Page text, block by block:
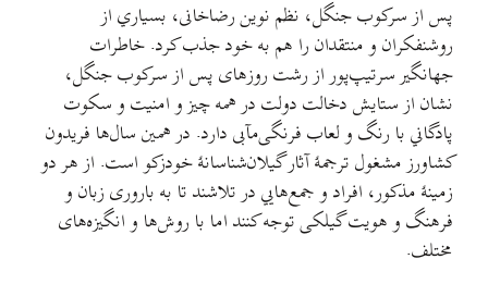
پس از سرکوب جنگل، نظم نوین رضاخانی، بسیاري از
روشنفکران و منتقدان را هم به خود جذب کرد. خاطرات
جهانگیر سرتیپ‌پور از رشت روزهای پس از سرکوب جنگل،
نشان از ستایش دخالت دولت در همه چیز و امنیت و سکوت
پادگاني با رنگ و لعاب فرنگی‌مآبی دارد. در همین سال‌ها فریدون
کشاورز مشغول ترجمهٔ آثار گیلان‌شناسانهٔ خودزکو است. از هر دو
زمینهٔ مذکور، افراد و جمع‌هایي در تلاشند تا به باروری زبان و
فرهنگ و هویت گیلکی توجه کنند اما با روش‌ها و انگیزه‌های
مختلف.